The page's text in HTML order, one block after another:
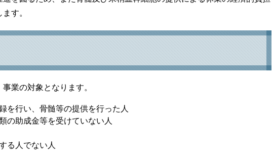
す。
業の対象となります。
を行い、骨髄等の提供を行った人
の助成金等を受けていない人
る人でない人